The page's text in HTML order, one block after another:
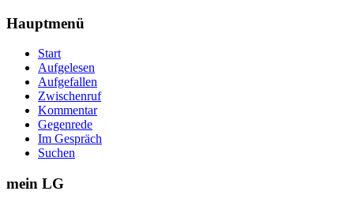
Hauptmenü
Start
Aufgelesen
Aufgefallen
Zwischenruf
Kommentar
Gegenrede
Im Gespräch
Suchen
mein LG